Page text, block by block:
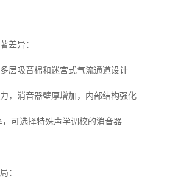
差异：
层吸音棉和迷宫式气流通道设计
，消音器壁厚增加，内部结构强化
可选择特殊声学调校的消音器
：